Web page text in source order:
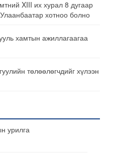
XIII их хурал 8 дугаар
хотноо болно
хамтын ажиллагаагаа
төлөөлөгчдийг хүлээн
урилга